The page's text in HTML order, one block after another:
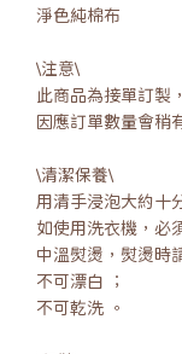
淨色純棉布
\注意\
此商品為接單訂製
因應訂單數量會稍
\清潔保養\
用清手浸泡大約十
如使用洗衣機，必
中溫熨燙，熨燙時
不可漂白 ；
不可乾洗 。